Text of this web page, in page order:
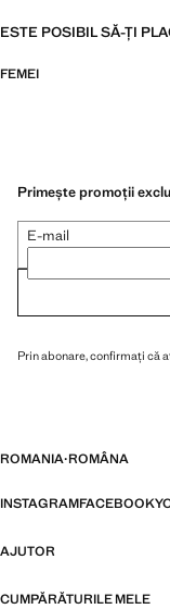
ESTE POSIBIL SĂ-ȚI
FEMEI
Primește promoții
E-mail
Prin abonare, confirmați că
ROMANIA·ROMÂNA
INSTAGRAMFACEBOOK
AJUTOR
CUMPĂRĂTURILE MELE